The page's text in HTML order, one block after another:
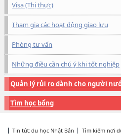
Visa (Thị thực)
Tham gia các hoạt động giao lưu
Phòng tư vấn
Những điều cần chú ý khi tốt nghiệp
Quản lý rủi ro dành cho người
Tìm học bổng
Tin tức du học Nhật Bản Tìm kiếm nơi